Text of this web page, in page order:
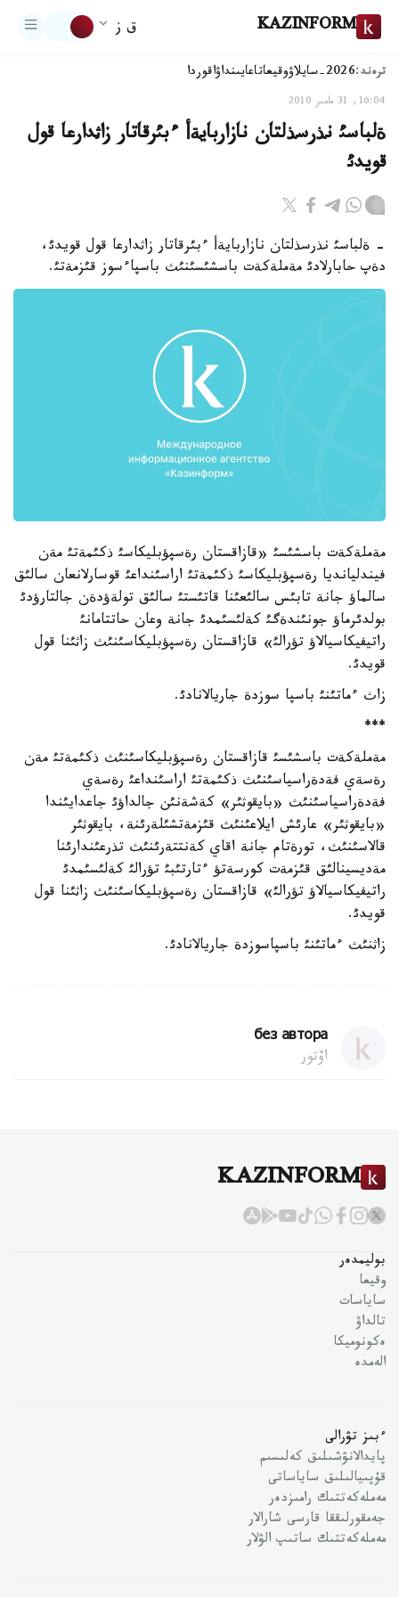
KAZINFORM ق ز
ترەند:2026-سايلاۋ وقيعاتاعايىنداۋاقوردا
16:04, 31 مامىر 2010
ةلباسئ نذرسذلتان نازاربايةأ ءبئرقاتار زاثدارعا قول
قويدئ
- ةلباسئ نذرسذلتان نازاربايةأ ءبئرقاتار زاثدارعا قول قويدئ،
دةپ حابارلادئ مةملةكةت باسشئسئنئث باسپاءسوز قئزمةتئ.
مةملةكةت باسشئسئ «قازاقستان رةسپؤبليكاسئ ذكئمةتئ مةن
فيندليانديا رةسپؤبليكاسئ ذكئمةتئ اراسئنداعئ قوسارلانعان سالئق
سالماؤ جانة تابئس سالئعئنا قاتئستئ سالئق تولةؤدةن جالتارؤدئ
بولدئرماؤ جونئندةگئ كةلئسئمدئ جانة وعان حاتتامانئ
راتيفيكاسيالاؤ تؤرالئ» قازاقستان رةسپؤبليكاسئنئث زاثئنا قول
قويدئ.
زاث ءماتئنئ باسپا سوزدة جاريالانادئ.
***
مةملةكةت باسشئسئ قازاقستان رةسپؤبليكاسئنئث ذكئمةتئ مةن
رةسةي فةدةراسياسئنئث ذكئمةتئ اراسئنداعئ رةسةي
فةدةراسياسئنئث «بايقوثئر» كةشةنئن جالداؤئ جاعدايئندا
«بايقوثئر» عارئش ايلاعئنئث قئزمةتشئلةرئنة، بايقوثئر
قالاسئنئث، تورةتام جانة اقاي كةنتتةرئنئث تذرعئندارئنا
مةديسينالئق قئزمةت كورسةتؤ ءتارتئبئ تؤرالئ كةلئسئمدئ
راتيفيكاسيالاؤ تؤرالئ» قازاقستان رةسپؤبليكاسئنئث زاثئنا قول
قويدئ.
زاثنئث ءماتئنئ باسپاسوزدة جاريالانادئ.
без автора
اۆتور
KAZINFORM
بوليمدەر
وقيعا
ساياسات
تالداۋ
ەكونوميكا
الەمدە
ءبىز تۋرالى
پايدالانۋشىلىق كەلىسىم
قۇپىيالىلىق ساياساتى
مەملەكەتتىك رامىزدەر
جەمقورلىققا قارسى شارالار
مەملەكەتتىك ساتىپ الۋلار